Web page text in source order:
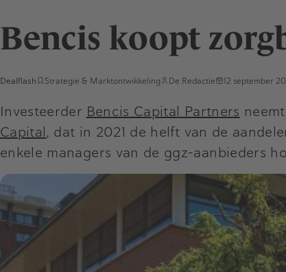
Bencis koopt
Dealflash Strategie & Marktontwikkeling De Redactie 12 september
Investeerder Bencis Capital Partners
Capital, dat in 2021 de helft van de
enkele managers van de ggz-aanbieders